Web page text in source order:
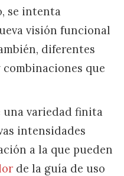
se intenta
visión funcional
diferentes
que
una variedad finita
intensidades
a la que pueden
de la guía de uso